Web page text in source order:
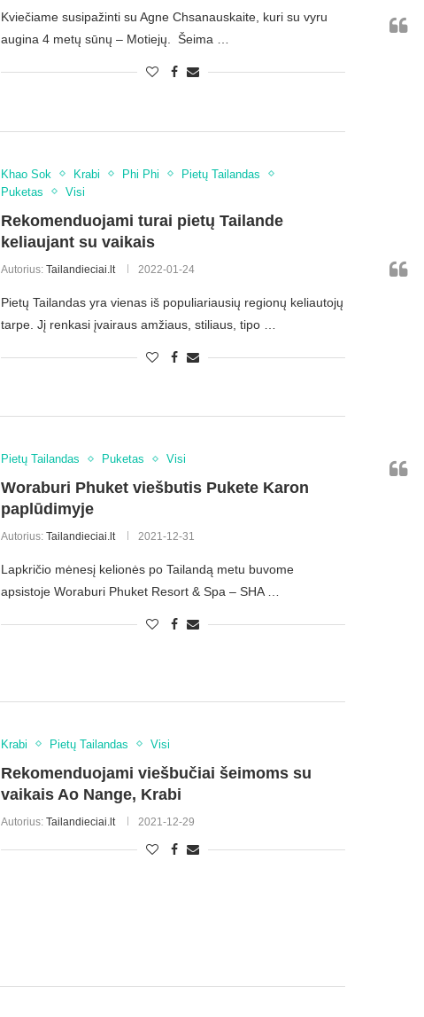
Kviečiame susipažinti su Agne Chsanauskaite, kuri su vyru
augina 4 metų sūnų – Motiejų. Šeima …
Khao Sok Krabi Phi Phi
Pietų Tailandas
Puketas
Visi
Rekomenduojami turai pietų Tailande
keliaujant su vaikais
Autorius: Tailandieciai.lt 2022-01-24
Pietų Tailandas yra vienas iš populiariausių regionų keliautojų
tarpe. Jį renkasi įvairaus amžiaus, stiliaus, tipo …
Pietų Tailandas Puketas Visi
Woraburi Phuket viešbutis Pukete Karon
paplūdimyje
Autorius: Tailandieciai.lt 2021-12-31
Lapkričio mėnesį kelionės po Tailandą metu buvome
apsistoje Woraburi Phuket Resort & Spa – SHA …
Krabi Pietų Tailandas Visi
Rekomenduojami viešbučiai šeimoms su
vaikais Ao Nange, Krabi
Autorius: Tailandieciai.lt 2021-12-29